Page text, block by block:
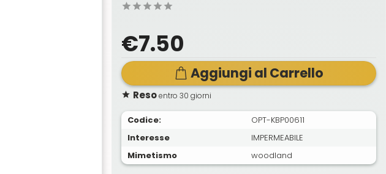
€7.50
Aggiungi al Carrello
Resoentro 30 giorni
Codice:
OPT-KBP00611
Interesse
IMPERMEABILE
Mimetismo
woodland